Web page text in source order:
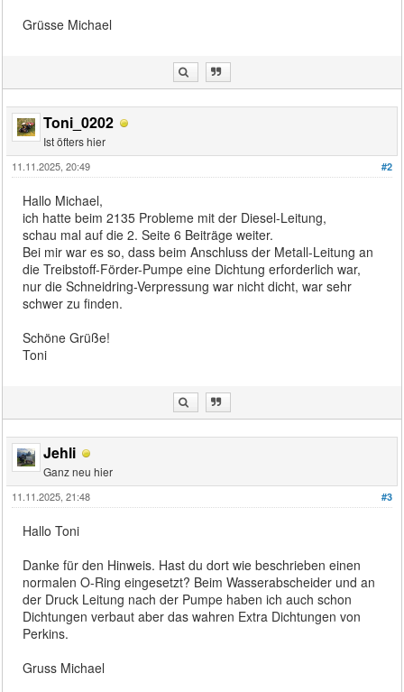
Grüsse Michael
Toni_0202
Ist öfters hier
#2
11.11.2025, 20:49
Hallo Michael,
ich hatte beim 2135 Probleme mit der Diesel-Leitung,
schau mal auf die 2. Seite 6 Beiträge weiter.
Bei mir war es so, dass beim Anschluss der Metall-Leitung an
die Treibstoff-Förder-Pumpe eine Dichtung erforderlich war,
nur die Schneidring-Verpressung war nicht dicht, war sehr
schwer zu finden.
Schöne Grüße!
Toni
Jehli
Ganz neu hier
#3
11.11.2025, 21:48
Hallo Toni
Danke für den Hinweis. Hast du dort wie beschrieben einen
normalen O-Ring eingesetzt? Beim Wasserabscheider und an
der Druck Leitung nach der Pumpe haben ich auch schon
Dichtungen verbaut aber das wahren Extra Dichtungen von
Perkins.
Gruss Michael